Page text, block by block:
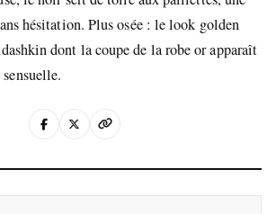
hésitation. Plus osée : le look golden
dont la coupe de la robe or apparaît